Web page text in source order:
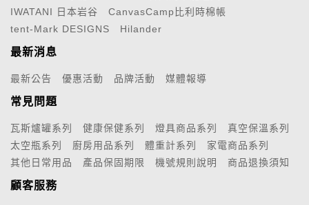
IWATANI 日本岩谷
CanvasCamp比利時棉帳
tent-Mark DESIGNS
Hilander
最新消息
最新公告 優惠活動 品牌活動 媒體報導
常見問題
瓦斯爐罐系列 健康保健系列 燈具商品系列
真空保溫系列
太空瓶系列
廚房用品系列 體重計系列
家電商品系列
其他日常用品
產品保固期限 機號規則說明 商品退換須知
顧客服務